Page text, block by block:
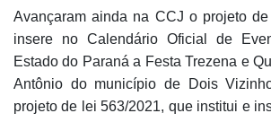
Avançaram ainda na CCJ o projeto
insere no Calendário Oficial de
Estado do Paraná a Festa Trezena e
Antônio do município de Dois
projeto de lei 563/2021, que institui e